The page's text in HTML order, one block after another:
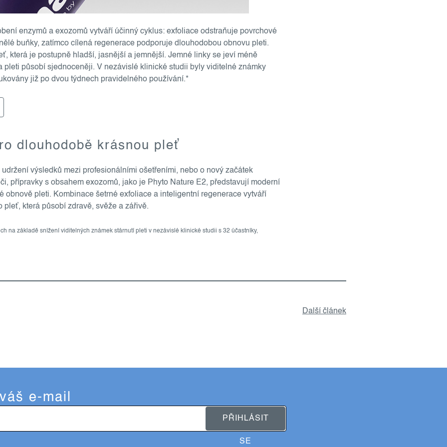
enzymů a exozomů vytváří účinný cyklus: exfoliace odstraňuje povrchové
buňky, zatímco cílená regenerace podporuje dlouhodobou obnovu pleti.
která je postupně hladší, jasnější a jemnější. Jemné linky se jeví méně
pleti působí sjednoceněji. V nezávislé klinické studii byly viditelné známky
již po dvou týdnech pravidelného používání.*
dlouhodobě krásnou pleť
výsledků mezi profesionálními ošetřeními, nebo o nový začátek
přípravky s obsahem exozomů, jako je Phyto Nature E2, představují moderní
obnově pleti. Kombinace šetrné exfoliace a inteligentní regenerace vytváří
pleť, která působí zdravě, svěže a zářivě.
na základě snížení viditelných známek stárnutí pleti v nezávislé klinické studii s 32 účastníky,
Další článek
e-mail
PŘIHLÁSIT
SE